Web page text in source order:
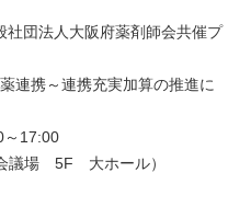
団法人大阪府薬剤師会共催プ
連携～連携充実加算の推進に
～17:00
議場 5F 大ホール）